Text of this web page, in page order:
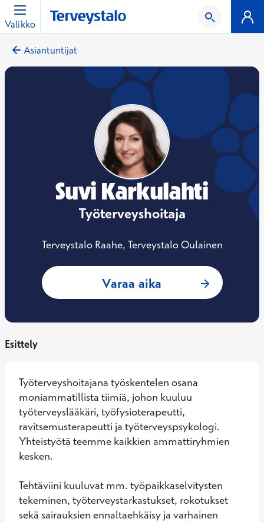
Valikko
Asiantuntijat
Suvi Karkulahti
Työterveyshoitaja
Terveystalo Raahe, Terveystalo Oulainen
Varaa aika : Suvi Karkulahti,
Esittely
Työterveyshoitajana työskentelen osana
moniammatillista tiimiä, johon kuuluu
työterveyslääkäri, työfysioterapeutti,
ravitsemusterapeutti ja työterveyspsykologi.
Yhteistyötä teemme kaikkien ammattiryhmien
kesken.
Tehtäviini kuuluvat mm. työpaikkaselvitysten
tekeminen, työterveystarkastukset, rokotukset
sekä sairauksien ennaltaehkäisy ja varhainen